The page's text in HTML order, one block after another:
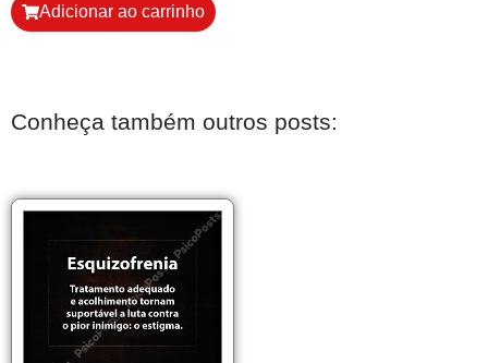
Adicionar ao carrinho
Conheça também outros posts: